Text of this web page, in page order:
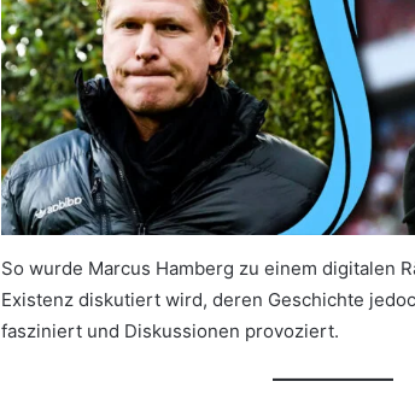
So wurde Marcus Hamberg zu einem digitalen
Existenz diskutiert wird, deren Geschichte
fasziniert und Diskussionen provoziert.